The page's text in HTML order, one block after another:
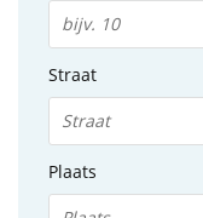
Straat
Plaats